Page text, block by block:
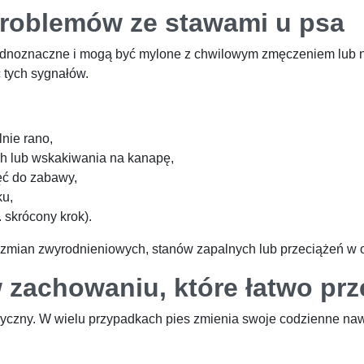
ze stawami u psa
i mogą być mylone z chwilowym zmęczeniem lub
sygnałów.
rano,
lub wskakiwania na kanapę,
do zabawy,
krok).
zwyrodnieniowych, stanów zapalnych lub przeciążeń w
które łatwo
W wielu przypadkach pies zmienia swoje codzienne